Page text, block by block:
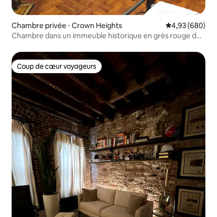
Chambre privée ⋅ Crown Heights Évaluation
4,93 (680)
Chambre dans un immeuble historique en grès rouge de
Coup de cœur voyageurs
Coup de cœur voyageurs